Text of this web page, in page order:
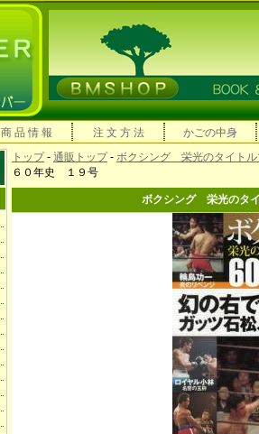
商 品 情 報 注 文 方 法 かごの中身
トップ- 通販トップ- ボクシング 栄光のタイト
６０年史 １９号
ボクシング 栄光のタ